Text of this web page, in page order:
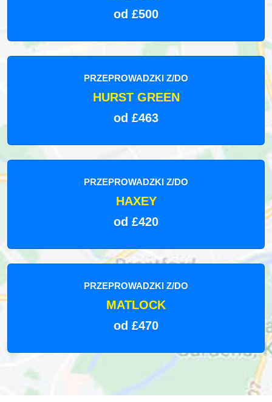
od £500
PRZEPROWADZKI Z/DO
HURST GREEN
od £463
PRZEPROWADZKI Z/DO
HAXEY
od £420
PRZEPROWADZKI Z/DO
MATLOCK
od £470